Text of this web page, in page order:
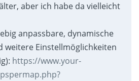
aber ich habe da vielleicht
anpassbare, dynamische
weitere Einstellmöglichkeiten
https://www.your-